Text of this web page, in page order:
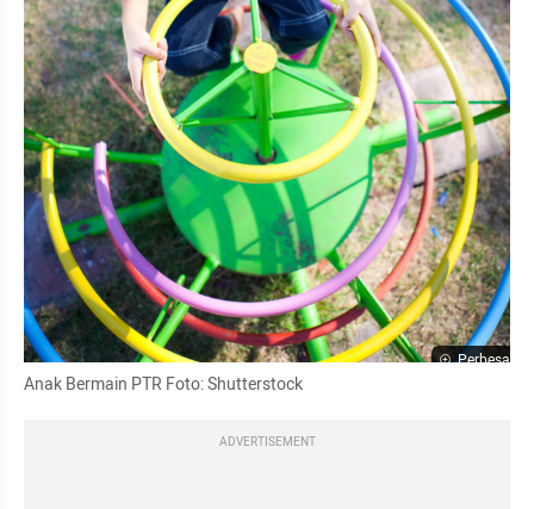
Perbesar
Anak Bermain PTR Foto: Shutterstock
ADVERTISEMENT